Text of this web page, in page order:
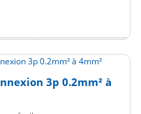
3p 0.2mm² à